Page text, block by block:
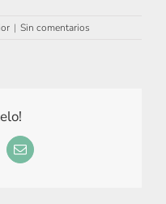
| Sin comentarios
Correo
electrónico